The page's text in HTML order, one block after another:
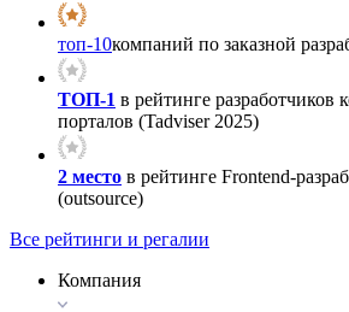
топ-10компаний по заказной
ТОП-1 в рейтинге разработчиков
порталов (Tadviser 2025)
2 место в рейтинге Frontend-
(outsource)
Все рейтинги и регалии
Компания